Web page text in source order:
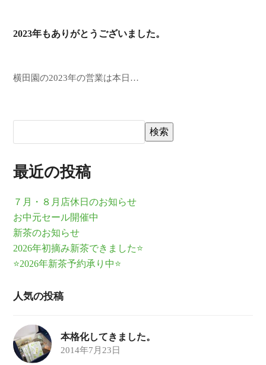
2023年もありがとうございました。
横田園の2023年の営業は本日…
検索
最近の投稿
７月・８月店休日のお知らせ
お中元セール開催中
新茶のお知らせ
2026年初摘み新茶できました⭐
⭐2026年新茶予約承り中⭐
人気の投稿
本格化してきました。
2014年7月23日